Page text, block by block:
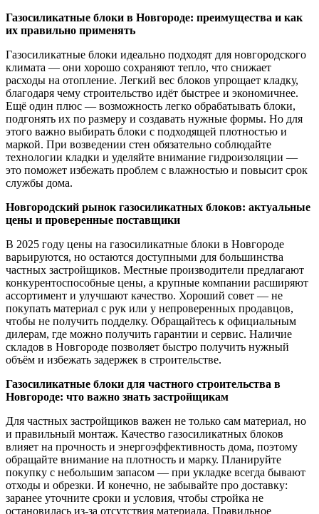
Газосиликатные блоки в Новгороде: преимущества и как
их правильно применять
Газосиликатные блоки идеально подходят для новгородского
климата — они хорошо сохраняют тепло, что снижает
расходы на отопление. Легкий вес блоков упрощает кладку,
благодаря чему строительство идёт быстрее и экономичнее.
Ещё один плюс — возможность легко обрабатывать блоки,
подгонять их по размеру и создавать нужные формы. Но для
этого важно выбирать блоки с подходящей плотностью и
маркой. При возведении стен обязательно соблюдайте
технологии кладки и уделяйте внимание гидроизоляции —
это поможет избежать проблем с влажностью и повысит срок
службы дома.
Новгородский рынок газосиликатных блоков: актуальные
цены и проверенные поставщики
В 2025 году цены на газосиликатные блоки в Новгороде
варьируются, но остаются доступными для большинства
частных застройщиков. Местные производители предлагают
конкурентоспособные цены, а крупные компании расширяют
ассортимент и улучшают качество. Хороший совет — не
покупать материал с рук или у непроверенных продавцов,
чтобы не получить подделку. Обращайтесь к официальным
дилерам, где можно получить гарантии и сервис. Наличие
складов в Новгороде позволяет быстро получить нужный
объём и избежать задержек в строительстве.
Газосиликатные блоки для частного строительства в
Новгороде: что важно знать застройщикам
Для частных застройщиков важен не только сам материал, но
и правильный монтаж. Качество газосиликатных блоков
влияет на прочность и энергоэффективность дома, поэтому
обращайте внимание на плотность и марку. Планируйте
покупку с небольшим запасом — при укладке всегда бывают
отходы и обрезки. И конечно, не забывайте про доставку:
заранее уточните сроки и условия, чтобы стройка не
остановилась из-за отсутствия материала. Правильное